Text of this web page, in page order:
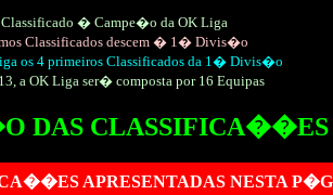
� Campe�o da OK Liga
Classificados descem � 1� Divis�o
os 4 primeiros Classificados da 1� Divis�o
a OK Liga ser� composta por 16 Equipas
DAS CLASSIFICA��ES
APRESENTADAS NESTA